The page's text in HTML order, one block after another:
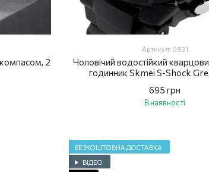
2
Артикул: 0931
Чоловічий водостійкий
годинник Skmei S-Shock
695 грн
В наявності
БЕЗКОШТОВНА ДОСТАВКА
ВІДЕО